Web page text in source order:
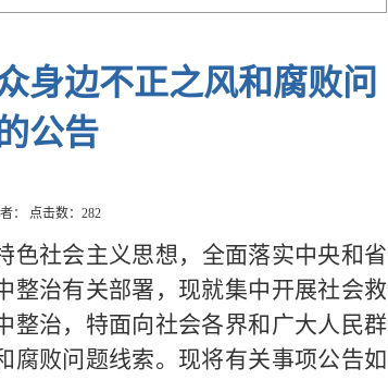
身边不正之风和腐败问
公告
： 点击数： 282
色社会主义思想，全面落实中央和省
整治有关部署，现就集中开展社会救
整治，特面向社会各界和广大人民群
腐败问题线索。现将有关事项公告如